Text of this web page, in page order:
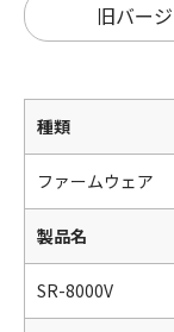
旧バー
種類
ファームウェア
製品名
SR-8000V